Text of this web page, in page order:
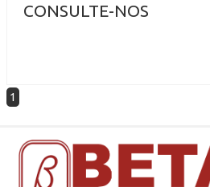
CONSULTE-NOS
1